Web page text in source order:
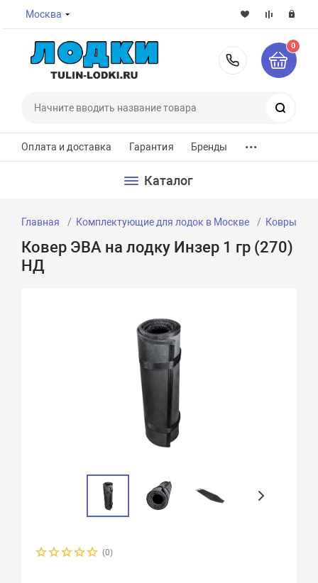
Москва
8-800-
0
Оплата и доставка Гарантия Бренды ...
Каталог
Главная Комплектующие для лодок в Москве Ковры для
Ковер ЭВА на лодку Инзер 1 гр (270)
НД
(0)